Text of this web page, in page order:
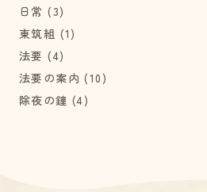
日常 (3)
東筑組 (1)
法要 (4)
法要の案内 (10)
除夜の鐘 (4)